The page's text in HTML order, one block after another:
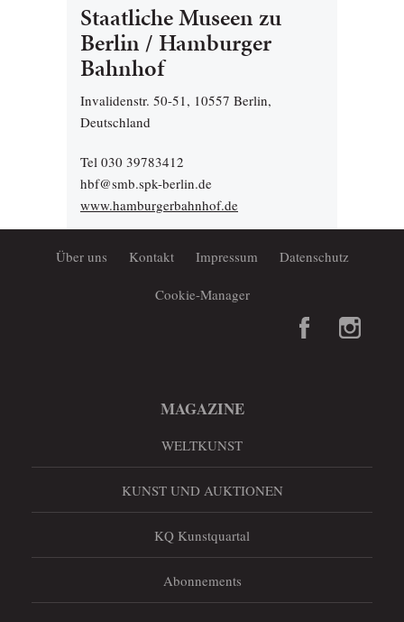
Staatliche Museen zu
Berlin / Hamburger
Bahnhof
Invalidenstr. 50-51, 10557 Berlin,
Deutschland
Tel 030 39783412
hbf@smb.spk-berlin.de
www.hamburgerbahnhof.de
Über uns Kontakt Impressum Datenschutz
Cookie-Manager
MAGAZINE
WELTKUNST
KUNST UND AUKTIONEN
KQ Kunstquartal
Abonnements